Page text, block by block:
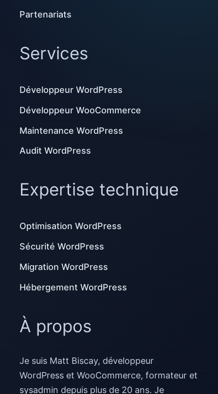
Partenariats
Services
Développeur WordPress
Développeur WooCommerce
Maintenance WordPress
Audit WordPress
Expertise technique
Optimisation WordPress
Sécurité WordPress
Migration WordPress
Hébergement WordPress
À propos
Je suis Matt Biscay, développeur
WordPress et WooCommerce, formateur et
sysadmin depuis plus de 20 ans. Je